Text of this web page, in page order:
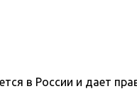
в России и дает